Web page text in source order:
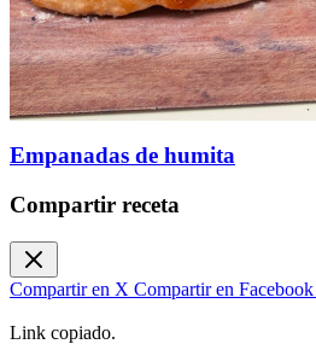
Empanadas de humita
Compartir receta
Compartir en X Compartir en Facebook
Link copiado.